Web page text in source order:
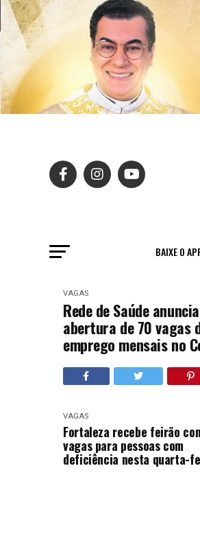
BAIXE O
VAGAS
Rede de Saúde anuncia
abertura de 70 vagas
emprego mensais no
VAGAS
Fortaleza recebe feirão
vagas para pessoas com
deficiência nesta quarta-